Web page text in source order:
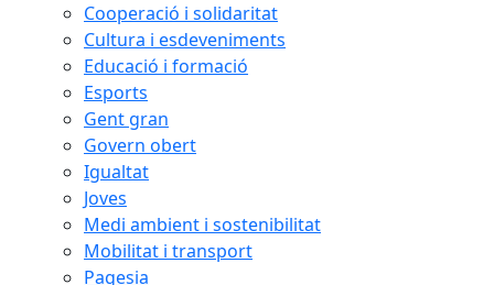
Cooperació i solidaritat
Cultura i esdeveniments
Educació i formació
Esports
Gent gran
Govern obert
Igualtat
Joves
Medi ambient i sostenibilitat
Mobilitat i transport
Pagesia